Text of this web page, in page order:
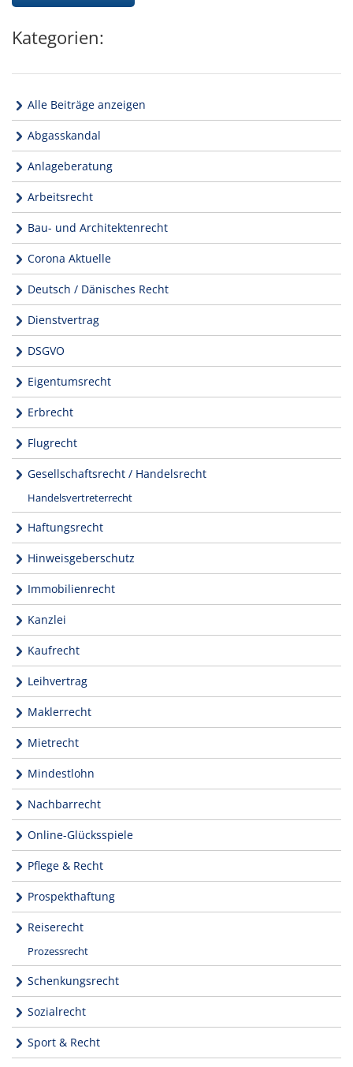
Kategorien:
Alle Beiträge anzeigen
Abgasskandal
Anlageberatung
Arbeitsrecht
Bau- und Architektenrecht
Corona Aktuelle
Deutsch / Dänisches Recht
Dienstvertrag
DSGVO
Eigentumsrecht
Erbrecht
Flugrecht
Gesellschaftsrecht / Handelsrecht
Handelsvertreterrecht
Haftungsrecht
Hinweisgeberschutz
Immobilienrecht
Kanzlei
Kaufrecht
Leihvertrag
Maklerrecht
Mietrecht
Mindestlohn
Nachbarrecht
Online-Glücksspiele
Pflege & Recht
Prospekthaftung
Reiserecht
Prozessrecht
Schenkungsrecht
Sozialrecht
Sport & Recht